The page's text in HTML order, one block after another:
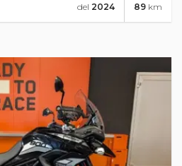
89 km
del 2024